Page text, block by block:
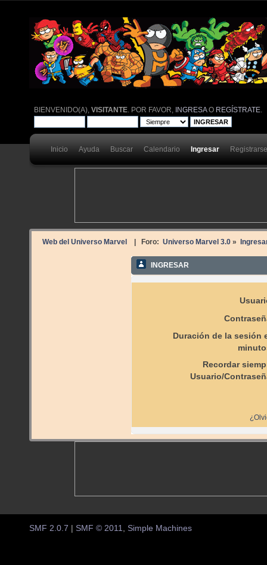
BIENVENIDO(A),VISITANTE . POR FAVOR, INGRESAO REGÍSTRATE
Inicio Ayuda Buscar Calendario Ingresar Registrarse
Web del Universo Marvel | Foro: Universo Marvel 3.0»
INGRESAR
Duración de la sesión
Recordar
Usuario/
SMF 2.0.7 SMF © 2011 Simple Machines